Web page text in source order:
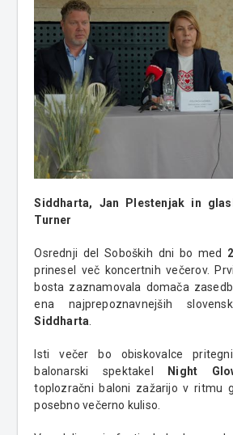
Siddharta, Jan Plestenjak in
Turner
Osrednji del Soboških dni bo med
prinesel več koncertnih večerov.
bosta zaznamovala domača
ena najprepoznavnejših
Siddharta.
Isti večer bo obiskovalce
balonarski spektakel
Night
toplozračni baloni zažarijo v ritmu
posebno večerno kuliso.